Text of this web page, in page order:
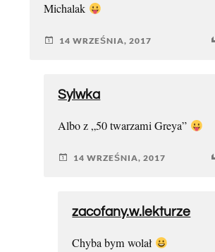
Michalak
14 WRZEŚNIA, 2017
Sylwka
Albo z „50 twarzami Greya”
14 WRZEŚNIA, 2017
zacofany.w.lekturze
Chyba bym wolał